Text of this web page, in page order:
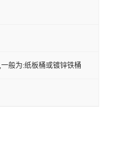
般为:纸板桶或镀锌铁桶